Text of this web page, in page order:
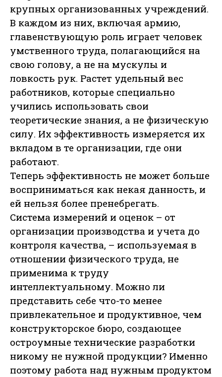
крупных организованных учреждений.
В каждом из них, включая армию,
главенствующую роль играет человек
умственного труда, полагающийся на
свою голову, а не на мускулы и
ловкость рук. Растет удельный вес
работников, которые специально
учились использовать свои
теоретические знания, а не физическую
силу. Их эффективность измеряется их
вкладом в те организации, где они
работают.
Теперь эффективность не может больше
восприниматься как некая данность, и
ей нельзя более пренебрегать.
Система измерений и оценок – от
организации производства и учета до
контроля качества, – используемая в
отношении физического труда, не
применима к труду
интеллектуальному. Можно ли
представить себе что-то менее
привлекательное и продуктивное, чем
конструкторское бюро, создающее
остроумные технические разработки
никому не нужной продукции? Именно
поэтому работа над нужным продуктом